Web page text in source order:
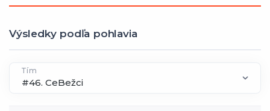
Výsledky podľa pohlavia
Tím